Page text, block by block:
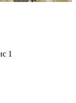
1